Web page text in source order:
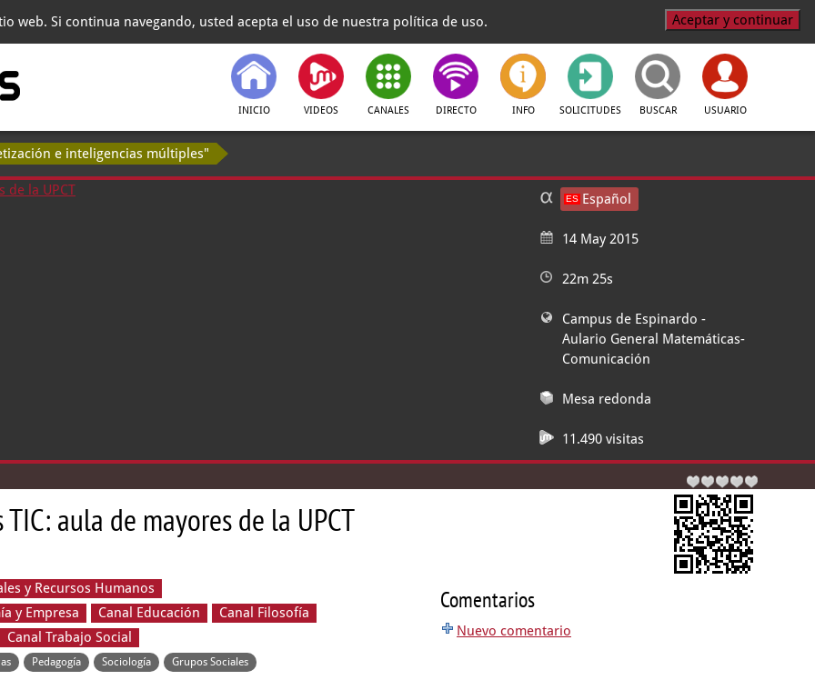
web. Si continua navegando, usted acepta el uso de nuestra política de uso. Aceptar y continuar
INICIO VIDEOS CANALES DIRECTO INFO SOLICITUDES BUSCAR USUARIO
e inteligencias múltiples"
Español
14 May 2015
22m 25s
Campus de Espinardo -
Aulario General Matemáticas-
Comunicación
Mesa redonda
11.490 visitas
aula de mayores de la UPCT
y Recursos Humanos
y Empresa
Canal Educación
Canal Filosofía
Canal Trabajo Social
Pedagogía Sociología Grupos Sociales
Comentarios
Nuevo comentario